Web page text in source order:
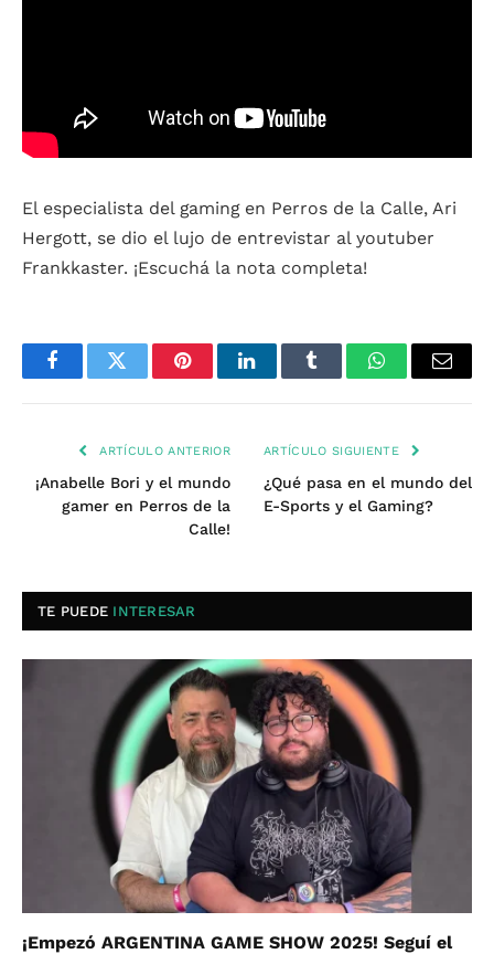
El especialista del gaming en Perros de la Calle, Ari
Hergott, se dio el lujo de entrevistar al youtuber
Frankkaster. ¡Escuchá la nota completa!
FacebookTwitter PinterestLinkedInTumblr WhatsAppEmail
ARTÍCULO ANTERIOR
¡Anabelle Bori y el mundo
gamer en Perros de la
Calle!
ARTÍCULO SIGUIENTE
¿Qué pasa en el mundo del
E-Sports y el Gaming?
TE PUEDE INTERESAR
¡Empezó ARGENTINA GAME SHOW 2025! Seguí el